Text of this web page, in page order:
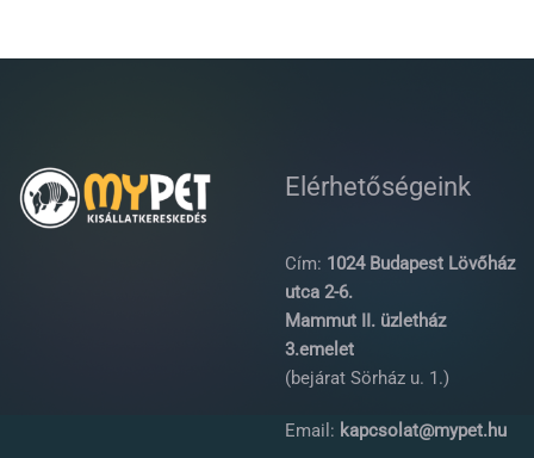
Elérhetőségeink
Cím: 1024 Budapest Lövőház
utca 2-6.
Mammut II. üzletház
3.emelet
(bejárat Sörház u. 1.)
Email: kapcsolat@mypet.hu